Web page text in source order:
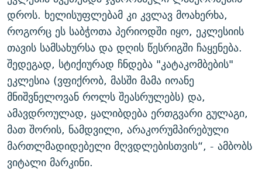
დროს. ხელისუფლებამ კი კვლავ მოახერხა,
როგორც ეს საბჭოთა პერიოდში იყო, ეკლესიის
თავის სამსახურსა და დღის წესრიგში ჩაყენება.
შედეგად, სტიქიურად ჩნდება "კატაკომბების"
ეკლესია (ვფიქრობ, მასში მამა იოანე
მნიშვნელოვან როლს შეასრულებს) და,
ამავდროულად, ყალიბდება ერთგვარი გულაგი,
მათ შორის, ნამდვილი, არაკორუმპირებული
მართლმადიდებელი მღვდლებისთვის“, - ამბობს
ვიტალი მარკინი.